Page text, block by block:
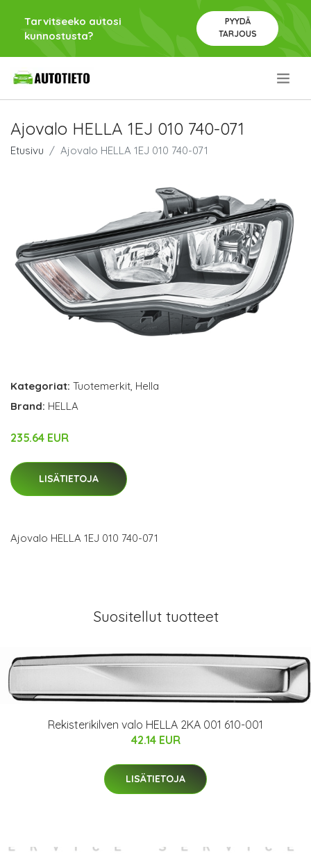
Tarvitseeko autosi
kunnostusta?
PYYDÄ
TARJOUS
Ajovalo HELLA 1EJ 010 740-071
Etusivu Ajovalo HELLA 1EJ 010 740-071
Kategoriat: Tuotemerkit Hella
Brand: HELLA
235.64 EUR
LISÄTIETOJA
Ajovalo HELLA 1EJ 010 740-071
Suositellut tuotteet
Rekisterikilven valo HELLA 2KA 001 610-001
42.14 EUR
LISÄTIETOJA